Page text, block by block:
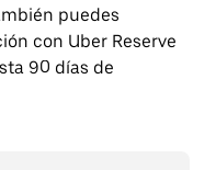
puedes
con Uber Reserve
90 días de